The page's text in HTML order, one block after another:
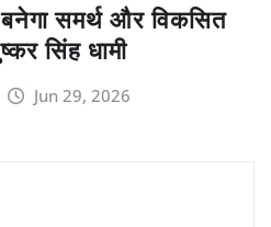
समर्थ और विकसित
सिंह धामी
Jun 29, 2026